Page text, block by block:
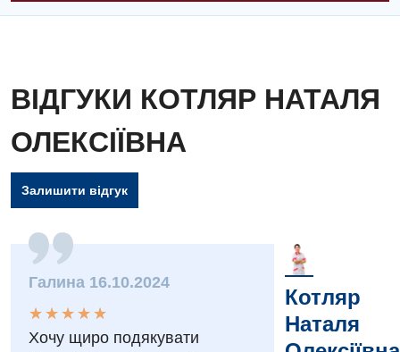
Заходи БПР
Інтернатура
Діагностика
Ангіографічні дослідження
Відділ госпіталізації
Відділення кардіосудинної патології та неврології
ВІДГУКИ КОТЛЯР НАТАЛЯ
ОЛЕКСІЇВНА
Залишити відгук
Галина 16.10.2024
★
★
★
★
★
★ ★ ★ ★ ★
Хочу щиро подякувати
Котляр
Наталя